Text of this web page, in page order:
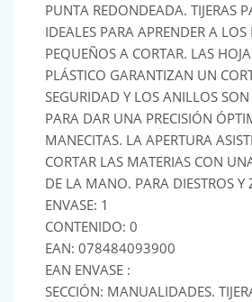
PUNTA REDONDEADA. TIJERAS
IDEALES PARA APRENDER A
PEQUEÑOS A CORTAR. LAS
PLÁSTICO GARANTIZAN UN
SEGURIDAD Y LOS ANILLOS
PARA DAR UNA PRECISIÓN
MANECITAS. LA APERTURA
CORTAR LAS MATERIAS CON
DE LA MANO. PARA DIESTROS Y
ENVASE: 1
CONTENIDO: 0
EAN: 078484093900
EAN ENVASE :
SECCIÓN: MANUALIDADES.